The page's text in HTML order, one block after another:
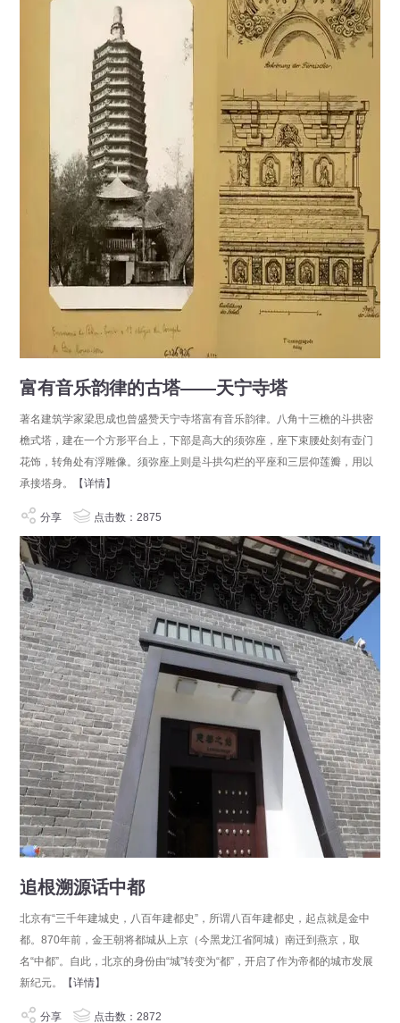
富有音乐韵律的古塔——天宁寺塔
著名建筑学家梁思成也曾盛赞天宁寺塔富有音乐韵律。八角十三檐的斗拱密
檐式塔，建在一个方形平台上，下部是高大的须弥座，座下束腰处刻有壶门
花饰，转角处有浮雕像。须弥座上则是斗拱勾栏的平座和三层仰莲瓣，用以
承接塔身。
【详情】
分享 点击数：2875
追根溯源话中都
北京有“三千年建城史，八百年建都史”，所谓八百年建都史，起点就是金中
都。870年前，金王朝将都城从上京（今黑龙江省阿城）南迁到燕京，取
名“中都”。自此，北京的身份由“城”转变为“都”，开启了作为帝都的城市发展
新纪元。
【详情】
分享 点击数：2872